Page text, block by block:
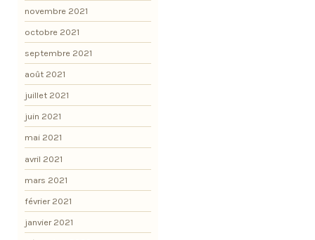
novembre 2021
octobre 2021
septembre 2021
août 2021
juillet 2021
juin 2021
mai 2021
avril 2021
mars 2021
février 2021
janvier 2021